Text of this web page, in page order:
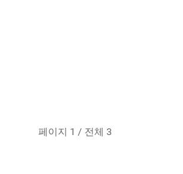
페이지 1 / 전체 3